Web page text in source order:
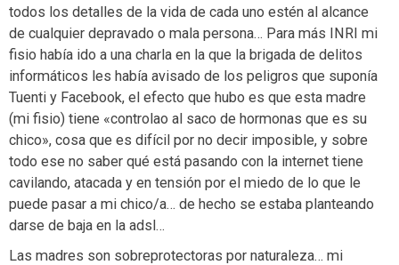
todos los detalles de la vida de cada uno estén al alcance
de cualquier depravado o mala persona… Para más INRI mi
fisio había ido a una charla en la que la brigada de delitos
informáticos les había avisado de los peligros que suponía
Tuenti y Facebook, el efecto que hubo es que esta madre
(mi fisio) tiene «controlao al saco de hormonas que es su
chico», cosa que es difícil por no decir imposible, y sobre
todo ese no saber qué está pasando con la internet tiene
cavilando, atacada y en tensión por el miedo de lo que le
puede pasar a mi chico/a… de hecho se estaba planteando
darse de baja en la adsl…
Las madres son sobreprotectoras por naturaleza… mi